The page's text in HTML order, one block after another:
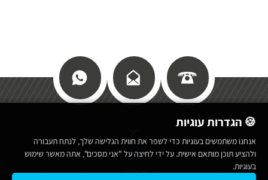
כללי
מי אנחנו
🍪 הגדרות עוגיות
אנחנו משתמשים בעוגיות כדי לשפר את חווית הגלישה שלך, לנתח תעבורה
ולהציע תוכן מותאם אישית. על ידי לחיצה על "אני מסכים", אתה מאשר שימוש
בעוגיות.